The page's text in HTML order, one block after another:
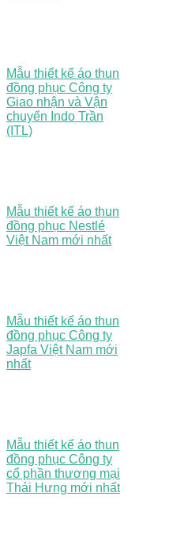
Mẫu thiết kế áo thun
đồng phục Công ty
Giao nhận và Vận
chuyển Indo Trần
(ITL)
Mẫu thiết kế áo thun
đồng phục Nestlé
Việt Nam mới nhất
Mẫu thiết kế áo thun
đồng phục Công ty
Japfa Việt Nam mới
nhất
Mẫu thiết kế áo thun
đồng phục Công ty
cổ phần thương mại
Thái Hưng mới nhất